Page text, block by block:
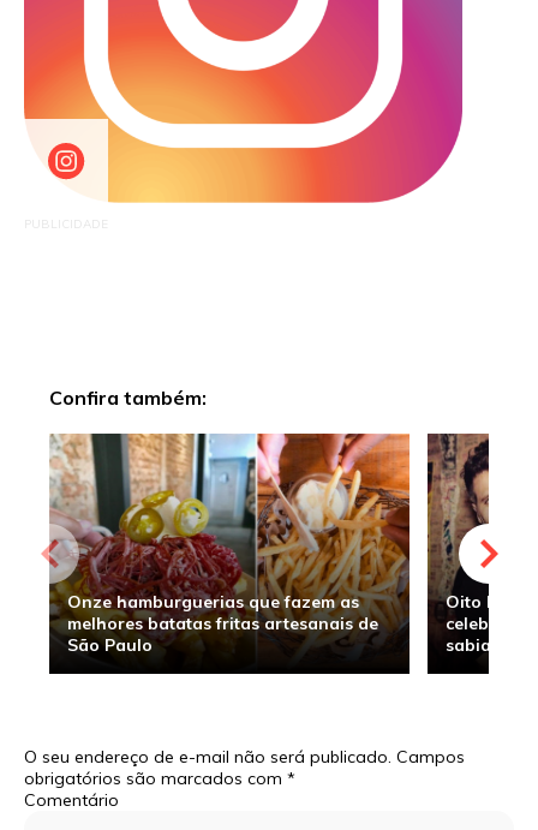
PUBLICIDADE
Confira também:
Onze hamburguerias que fazem as
melhores batatas fritas artesanais de
São Paulo
Oito
sabia
O seu endereço de e-mail não será publicado. Campos
obrigatórios são marcados com *
Comentário